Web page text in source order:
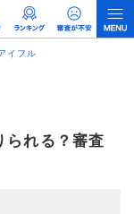
イフル
られる？審査